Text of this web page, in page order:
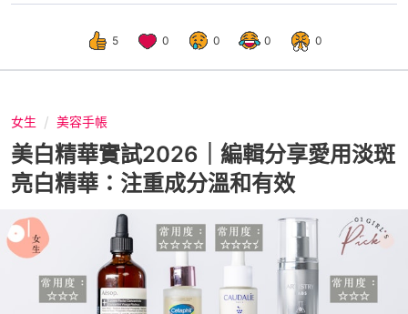
5 0 0 0 0
女生 美容手帳
美白精華實試2026｜編輯分享愛用淡斑
亮白精華：注重成分溫和有效